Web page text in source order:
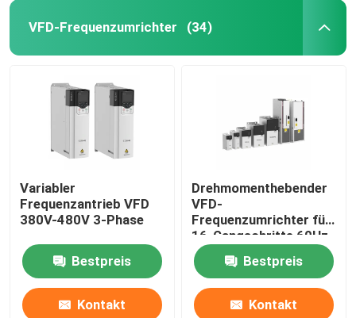
VFD-Frequenzumrichter (34)
Variabler
Frequenzantrieb VFD
380V-480V 3-Phase
Bestpreis
Kontakt
Drehmomenthebender
VFD-
Frequenzumrichter für
16-Gangschritte 60Hz
Bestpreis
Kontakt